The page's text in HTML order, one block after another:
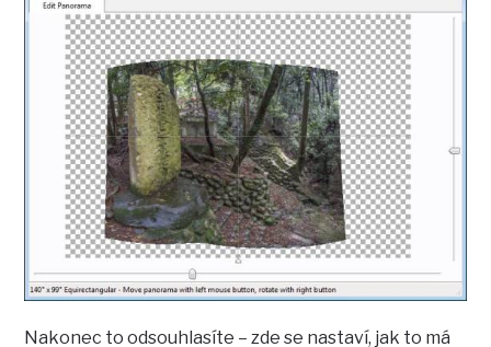
Nakonec to odsouhlasíte – zde se nastaví, jak to má